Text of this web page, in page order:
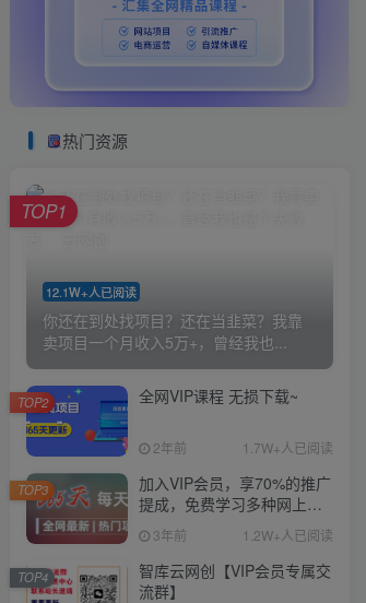
热门资源
12.1W+人已阅读
你还在到处找项目？还在当韭菜？我靠
卖项目一个月收入5万+，曾经我也...
TOP1
全网VIP课程 无损下载~
2年前 1.7W+人已阅读
TOP2
加入VIP会员，享70%的推广
提成，免费学习多种网上创
业课程，菜鸟秒变大神！
3年前 1.2W+人已阅读
TOP3
智库云网创【VIP会员专属交
流群】
TOP4